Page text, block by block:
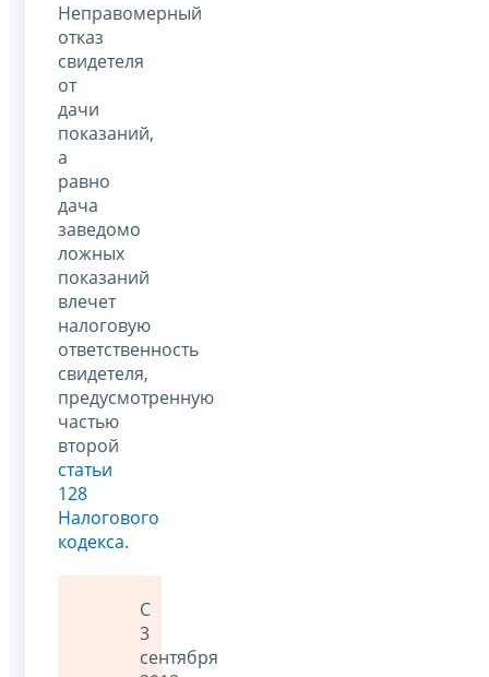
Неправомерный
отказ
свидетеля
от
дачи
показаний,
а
равно
дача
заведомо
ложных
показаний
влечет
налоговую
ответственность
свидетеля,
предусмотренную
частью
второй
статьи
128
Налогового
кодекса.
С
3
сентября